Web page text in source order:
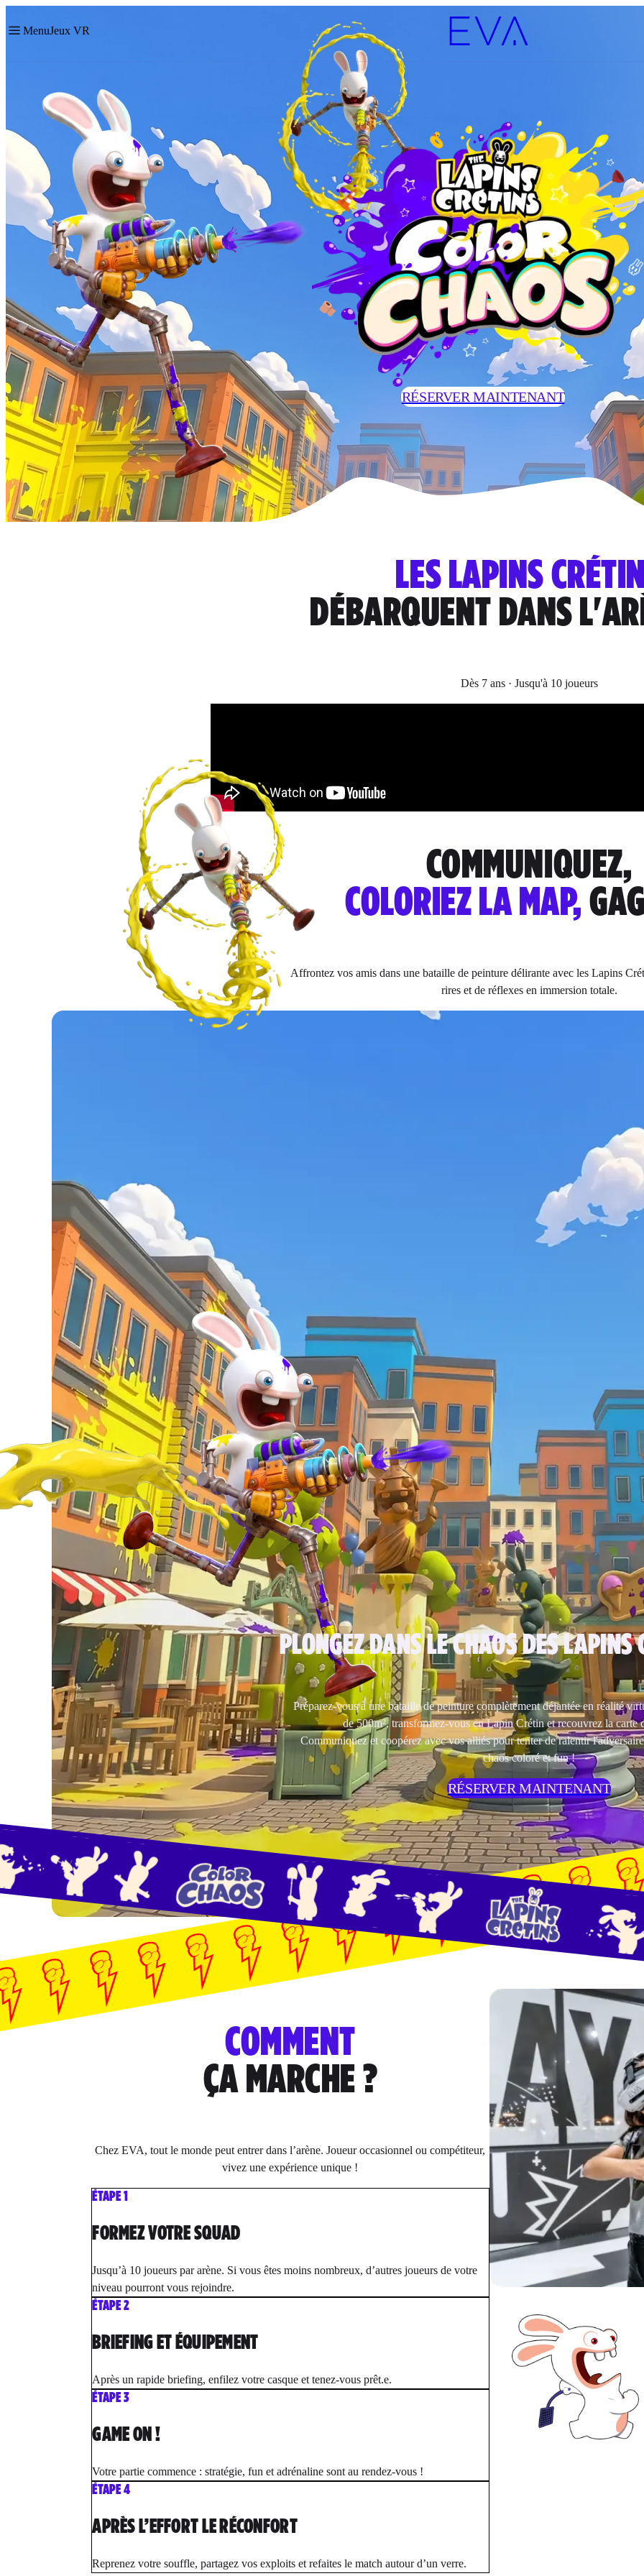
MenuJeux VR
RÉSERVER MAINTENANT
LES LAPINS
DÉBARQUENT DANS
Dès 7 ans · Jusqu'à 10 joueurs
COMMUNIQUEZ,
COLORIEZ LA MAP,
Affrontez vos amis dans une bataille de peinture délirante avec les Lapins
rires et de réflexes en immersion totale.
PLONGEZ DANS LE CHAOS DES LAPINS
Préparez-vous à une bataille de peinture complètement déjantée en réalité
de 500m², transformez-vous en Lapin Crétin et recouvrez la carte
Communiquez et coopérez avec vos alliés pour tenter de ralentir
chaos coloré et fun !
RÉSERVER MAINTENANT
COMMENT
ÇA MARCHE ?
Chez EVA, tout le monde peut entrer dans l’arène. Joueur occasionnel ou compétiteur,
vivez une expérience unique !
ÉTAPE 1
FORMEZ VOTRE SQUAD
Jusqu’à 10 joueurs par arène. Si vous êtes moins nombreux, d’autres joueurs de votre
niveau pourront vous rejoindre.
ÉTAPE 2
BRIEFING ET ÉQUIPEMENT
Après un rapide briefing, enfilez votre casque et tenez-vous prêt.e.
ÉTAPE 3
GAME ON !
Votre partie commence : stratégie, fun et adrénaline sont au rendez-vous !
ÉTAPE 4
APRÈS L’EFFORT LE RÉCONFORT
Reprenez votre souffle, partagez vos exploits et refaites le match autour d’un verre.